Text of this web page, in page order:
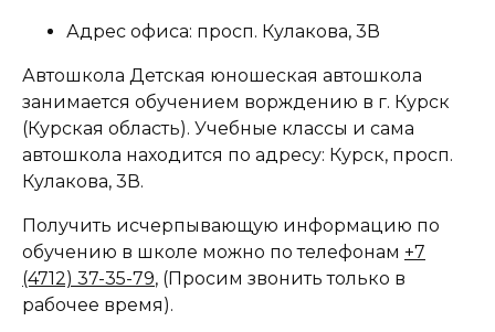
Адрес офиса: просп. Кулакова, 3В
Автошкола Детская юношеская автошкола
занимается обучением ворждению в г. Курск
(Курская область). Учебные классы и сама
автошкола находится по адресу: Курск, просп.
Кулакова, 3В.
Получить исчерпывающую информацию по
обучению в школе можно по телефонам +7
(4712) 37-35-79, (Просим звонить только в
рабочее время).